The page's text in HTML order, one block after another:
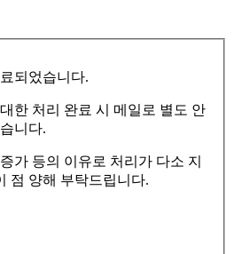
되었습니다.
한 처리 완료 시 메일로 별도 안
니다.
가 등의 이유로 처리가 다소 지
점 양해 부탁드립니다.